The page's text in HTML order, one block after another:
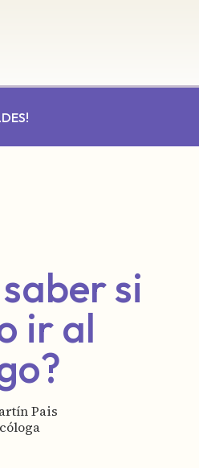
si
ir al
Pais